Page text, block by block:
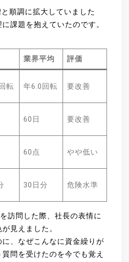
順調に拡大していました
課題を抱えていたのです。
業界平均 評価
転 年6.0回転 要改善
60日 要改善
60点 やや低い
30日分 危険水準
訪問した際、社長の表情に
見えました。
に、なぜこんなに資金繰りが
問を受けたのを今でも覚え